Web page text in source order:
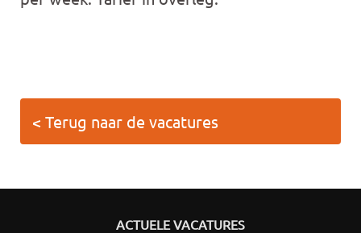
< Terug naar de vacatures
ACTUELE VACATURES